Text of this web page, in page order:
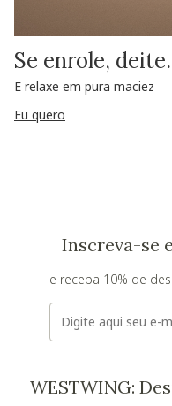
Se enrole,
E relaxe em pura maciez
Eu quero
Inscreva-se
e receba 10% de
E-mail
WESTWING: